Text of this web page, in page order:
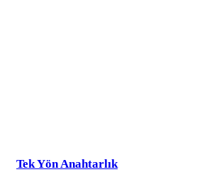
Tek Yön Anahtarlık